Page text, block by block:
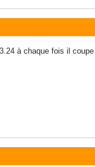
à chaque fois il coupe